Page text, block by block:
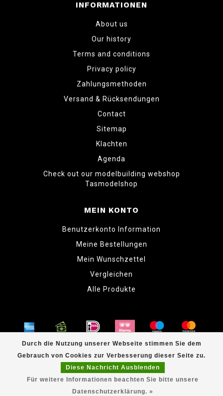
Durch die Nutzung unserer Webseite stimmen Sie dem
Gebrauch von Cookies zur Verbesserung dieser Seite zu.
Diese Nachricht Ausblenden
Für weitere Informationen beachten Sie bitte unsere
Datenschutzerklärung. »
INFORMATIONEN
About us
Our history
Terms and conditions
Privacy policy
Zahlungsmethoden
Versand & Rücksendungen
Contact
Sitemap
Klachten
Agenda
Check out our modelbuilding webshop
Tasmodelshop
MEIN KONTO
Benutzerkonto Information
Meine Bestellungen
Mein Wunschzettel
Vergleichen
Alle Produkte
© Copyright 2026 www.tabletopper.nl